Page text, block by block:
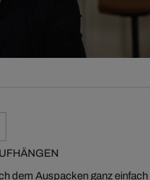
dem Auspacken ganz einfach